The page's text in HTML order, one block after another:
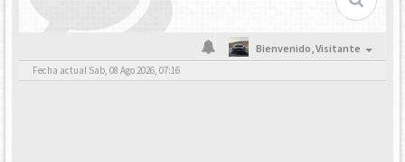
Bienvenido,Visitante
Fecha actual Sab, 08 Ago 2026, 07:16